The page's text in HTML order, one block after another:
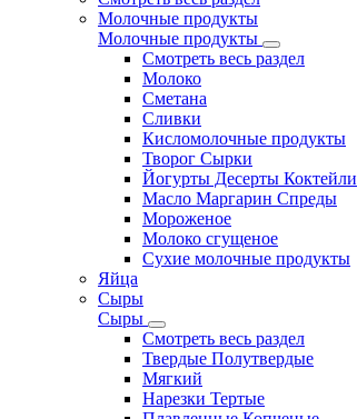
Молочные продукты
Молочные продукты
Смотреть весь раздел
Молоко
Сметана
Сливки
Кисломолочные продукты
Творог Сырки
Йогурты Десерты Коктейли
Масло Маргарин Спреды
Мороженое
Молоко сгущеное
Сухие молочные продукты
Яйца
Сыры
Сыры
Смотреть весь раздел
Твердые Полутвердые
Мягкий
Нарезки Тертые